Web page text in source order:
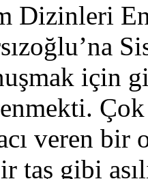
Dizinleri
için
veren bir
taş gibi